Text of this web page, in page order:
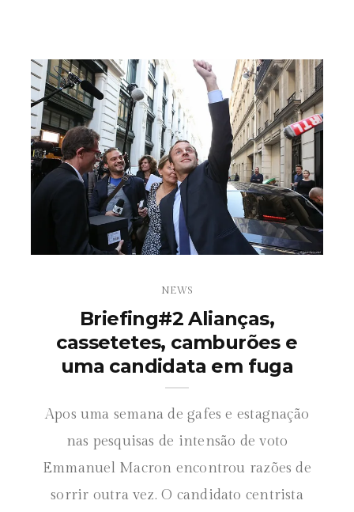
NEWS
Briefing#2 Alianças,
cassetetes, camburões e
uma candidata em fuga
Apos uma semana de gafes e estagnação
nas pesquisas de intensão de voto
Emmanuel Macron encontrou razões de
sorrir outra vez. O candidato centrista